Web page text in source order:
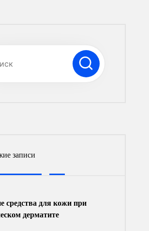
записи
средства для кожи при
дерматите